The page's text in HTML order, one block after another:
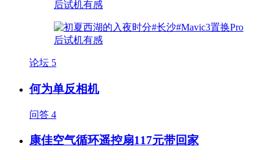
论坛 5
何为单反相机
问答 4
康佳空气循环遥控扇117元带回家